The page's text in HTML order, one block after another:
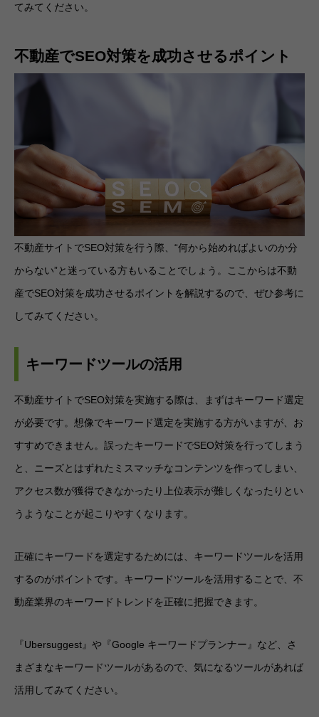
てみてください。
不動産でSEO対策を成功させるポイント
不動産サイトでSEO対策を行う際、“何から始めればよいのか分
からない”と迷っている方もいることでしょう。ここからは不動
産でSEO対策を成功させるポイントを解説するので、ぜひ参考に
してみてください。
キーワードツールの活用
不動産サイトでSEO対策を実施する際は、まずはキーワード選定
が必要です。想像でキーワード選定を実施する方がいますが、お
すすめできません。誤ったキーワードでSEO対策を行ってしまう
と、ニーズとはずれたミスマッチなコンテンツを作ってしまい、
アクセス数が獲得できなかったり上位表示が難しくなったりとい
うようなことが起こりやすくなります。
正確にキーワードを選定するためには、キーワードツールを活用
するのがポイントです。キーワードツールを活用することで、不
動産業界のキーワードトレンドを正確に把握できます。
『Ubersuggest』や『Google キーワードプランナー』など、さ
まざまなキーワードツールがあるので、気になるツールがあれば
活用してみてください。